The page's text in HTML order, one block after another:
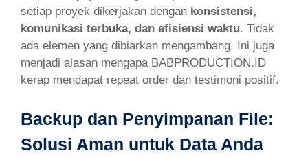
setiap proyek dikerjakan dengan konsistensi,
komunikasi terbuka, dan efisiensi waktu. Tidak
ada elemen yang dibiarkan mengambang. Ini juga
menjadi alasan mengapa BABPRODUCTION.ID
kerap mendapat repeat order dan testimoni positif.
Backup dan Penyimpanan File:
Solusi Aman untuk Data Anda